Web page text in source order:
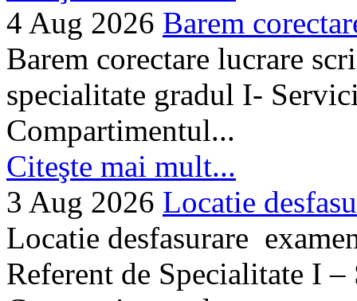
4 Aug 2026 Barem
Barem corectare lucrare
specialitate gradul I-
Compartimentul...
Citeşte mai mult...
3 Aug 2026 Locatie
Locatie desfasurare
Referent de Specialitate I